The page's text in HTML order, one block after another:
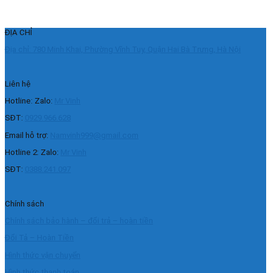
ĐỊA CHỈ
Liên hệ
Hotline: Zalo:
SĐT:
Email hỗ trợ:
Hotline 2: Zalo:
SĐT:
Chính sách